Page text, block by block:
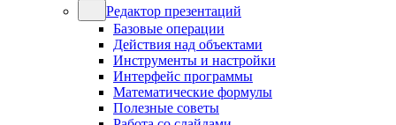
Редактор презентаций
Базовые операции
Действия над объектами
Инструменты и настройки
Интерфейс программы
Математические формулы
Полезные советы